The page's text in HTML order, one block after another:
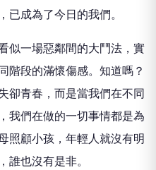
已成為了今日的我們。
似一場惡鄰間的大鬥法，實
階段的滿懷傷感。知道嗎？
卻青春，而是當我們在不同
我們在做的一切事情都是為
照顧小孩，年輕人就沒有明
誰也沒有是非。